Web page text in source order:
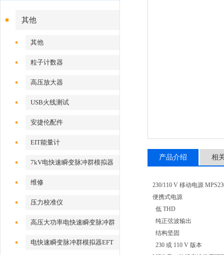
其他
其他
粒子计数器
高压放大器
USB火线测试
安捷伦配件
EIT能量计
7kV电快速瞬变脉冲群模拟器
维修
压力校准仪
高压大功率电快速瞬变脉冲群
测试系统
电快速瞬变脉冲群模拟器EFT
产品介绍 相
230/110 V 移动电源
便携式电源
低 THD
纯正弦波输出
结构坚固
230 或 110 V 版本